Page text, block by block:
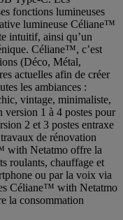
fonctions lumineuses
lumineuse Céliane™
intuitif, ainsi qu’un
Céliane™, c’est
(Déco, Métal,
actuelles afin de créer
les ambiances :
vintage, minimaliste,
version 1 à 4 postes pour
2 et 3 postes entraxe
de rénovation
with Netatmo offre la
roulants, chauffage et
ou par la voix via
Céliane™ with Netatmo
la consommation